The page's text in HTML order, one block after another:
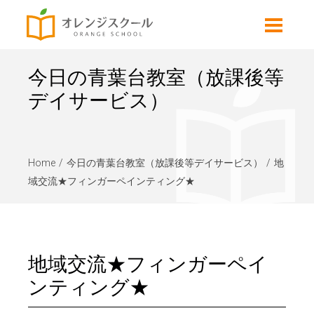
今日の青葉台教室（放課後等
デイサービス）
Home 今日の青葉台教室（放課後等デイサービス）
地
域交流★フィンガーペインティング★
地域交流★フィンガーペイ
ンティング★